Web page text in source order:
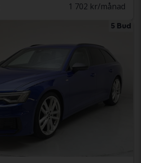
1 702 kr/månad
5 Bud